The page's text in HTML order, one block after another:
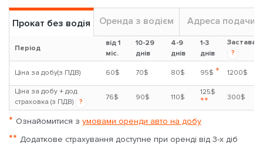
Прокат без водія Оренда з водієм Адреса подачи
Період
від 1
міс.
10-29
днів
4-9
днів
1-3
днів
Застава
?
Ціна за добу(з ПДВ) 60$ 70$ 80$ 95$ * 1200$
Ціна за добу + дод.
страховка (з ПДВ)
?
76$ 90$ 110$
125$
** 300$
* Ознайомитися з умовами оренди авто на добу
** Додаткове страхування доступне при оренді від 3-х діб